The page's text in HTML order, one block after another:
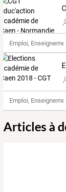
Emploi,
Emploi,
Articles à